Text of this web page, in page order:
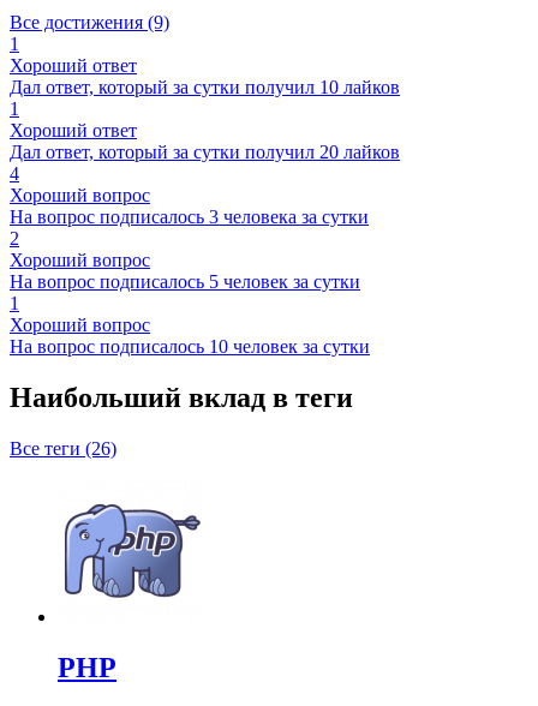
Все достижения (9)
1
Хороший ответ
Дал ответ, который за сутки получил 10 лайков
1
Хороший ответ
Дал ответ, который за сутки получил 20 лайков
4
Хороший вопрос
На вопрос подписалось 3 человека за сутки
2
Хороший вопрос
На вопрос подписалось 5 человек за сутки
1
Хороший вопрос
На вопрос подписалось 10 человек за сутки
Наибольший вклад в теги
Все теги (26)
PHP